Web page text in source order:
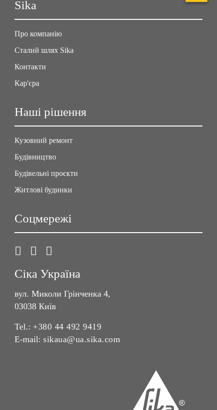
Sika
Про компанію
Сталий шлях Sika
Контакти
Кар'єра
Наші рішення
Кузовний ремонт
Будівництво
Будівельні проєкти
Житлові будинки
Соцмережі
Сіка Україна
вул. Миколи Грінченка 4,
03038 Київ
Tel.: +380 44 492 9419
E-mail: sikaua@ua.sika.com